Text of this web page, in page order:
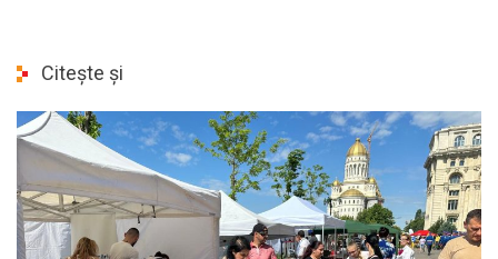
Citește și